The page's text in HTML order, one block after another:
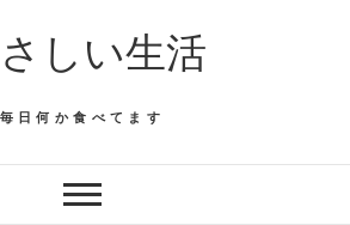
しい生活
毎日何か食べてます